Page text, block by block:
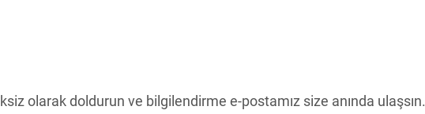
olarak doldurun ve bilgilendirme e-postamız size anında ulaşsın.